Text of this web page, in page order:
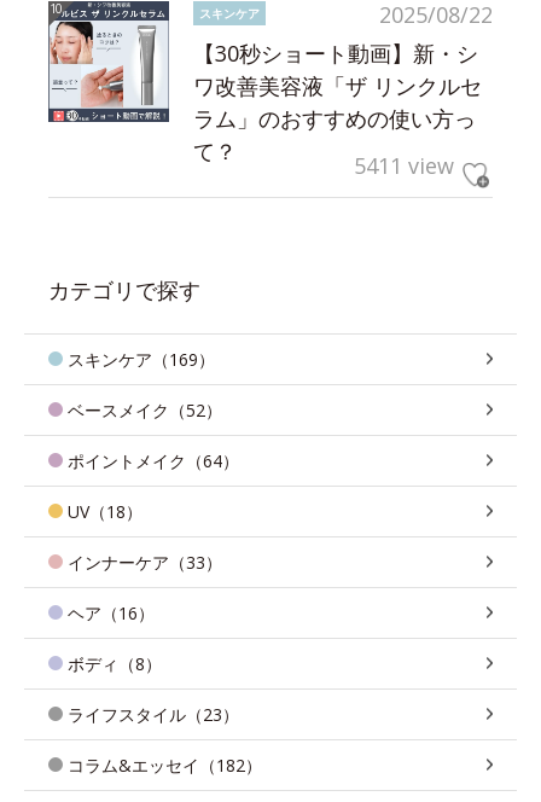
2025/08/22
スキンケア
【30秒ショート動画】新・シ
ワ改善美容液「ザ リンクルセ
ラム」のおすすめの使い方っ
て？
5411 view
カテゴリで探す
スキンケア（169）
ベースメイク（52）
ポイントメイク（64）
UV（18）
インナーケア（33）
ヘア（16）
ボディ（8）
ライフスタイル（23）
コラム&エッセイ（182）